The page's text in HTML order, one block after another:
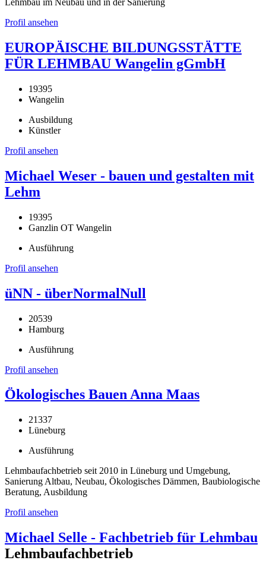
Lehmbau im Neubau und in der Sanierung
Profil ansehen
EUROPÄISCHE BILDUNGSSTÄTTE
FÜR LEHMBAU Wangelin gGmbH
19395
Wangelin
Ausbildung
Künstler
Profil ansehen
Michael Weser - bauen und gestalten mit
Lehm
19395
Ganzlin OT Wangelin
Ausführung
Profil ansehen
üNN - überNormalNull
20539
Hamburg
Ausführung
Profil ansehen
Ökologisches Bauen Anna Maas
21337
Lüneburg
Ausführung
Lehmbaufachbetrieb seit 2010 in Lüneburg und Umgebung,
Sanierung Altbau, Neubau, Ökologisches Dämmen, Baubiologische
Beratung, Ausbildung
Profil ansehen
Michael Selle - Fachbetrieb für Lehmbau
Lehmbaufachbetrieb